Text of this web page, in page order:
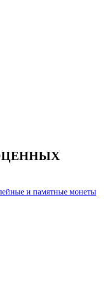
и памятные монеты